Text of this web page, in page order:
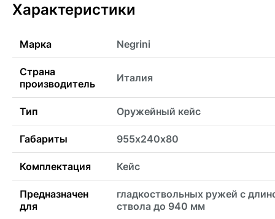
Характеристики
Марка Negrini
Страна
производитель
Италия
Тип Оружейный кейс
Габариты 955х240х80
Комплектация Кейс
Предназначен
для
гладкоствольных ружей с
ствола до 940 мм